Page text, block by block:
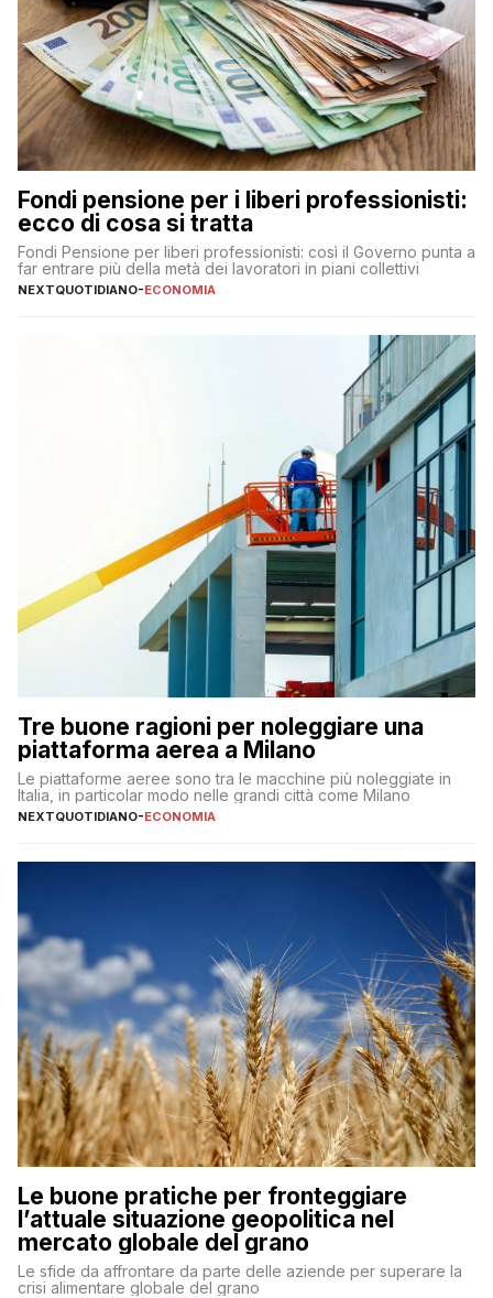
Fondi pensione per i liberi professionisti:
ecco di cosa si tratta
Fondi Pensione per liberi professionisti: così il Governo punta a
far entrare più della metà dei lavoratori in piani collettivi
NEXTQUOTIDIANO-ECONOMIA
Tre buone ragioni per noleggiare una
piattaforma aerea a Milano
Le piattaforme aeree sono tra le macchine più noleggiate in
Italia, in particolar modo nelle grandi città come Milano
NEXTQUOTIDIANO-ECONOMIA
Le buone pratiche per fronteggiare
l’attuale situazione geopolitica nel
mercato globale del grano
Le sfide da affrontare da parte delle aziende per superare la
crisi alimentare globale del grano